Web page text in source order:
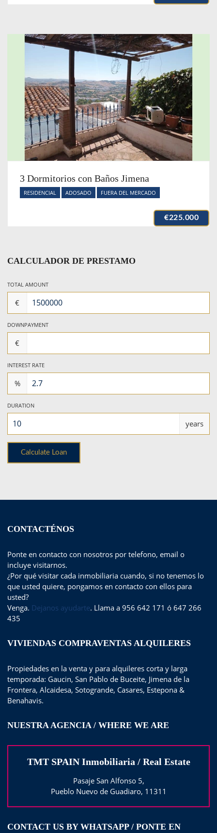
3 Dormitorios con Baños Jimena
RESIDENCIAL ADOSADO FUERA DEL MERCADO
€225.000
CALCULADOR DE PRESTAMO
TOTAL AMOUNT
€
DOWNPAYMENT
€
INTEREST RATE
%
DURATION
years
CONTACTÉNOS
Ponte en contacto con nosotros por telefono, email o
incluye visitarnos.
¿Por qué visitar cada inmobiliaria cuando, si no tenemos lo
que usted quiere, pongamos en contacto con ellos para
usted?
Venga. Dejanos ayudarte. Llama a 956 642 171 ó 647 266
435
VIVIENDAS COMPRAVENTAS ALQUILERES
Propiedades en la venta y para alquileres corta y larga
temporada: Gaucin, San Pablo de Buceite, Jimena de la
Frontera, Alcaidesa, Sotogrande, Casares, Estepona &
Benahavis.
NUESTRA AGENCIA / WHERE WE ARE
TMT SPAIN Inmobiliaria / Real Estate
Pasaje San Alfonso 5,
Pueblo Nuevo de Guadiaro, 11311
CONTACT US BY WHATSAPP / PONTE EN